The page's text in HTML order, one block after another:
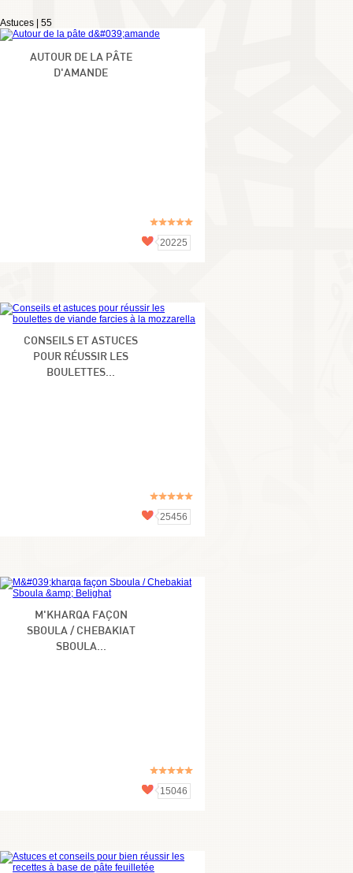
Astuces | 55
AUTOUR DE LA PÂTE
D'AMANDE
20225
CONSEILS ET ASTUCES
POUR RÉUSSIR LES
BOULETTES...
25456
M'KHARQA FAÇON
SBOULA / CHEBAKIAT
SBOULA...
15046